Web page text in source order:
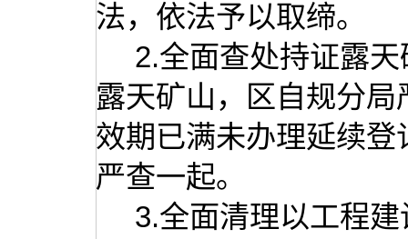
法，依法予以取缔。
2.全面查处持证露
露天矿山，区自规分
效期已满未办理延续
严查一起。
3.全面清理以工程